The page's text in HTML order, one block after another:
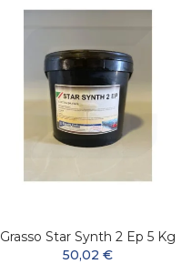
Grasso Star Synth 2 Ep 5 Kg
50,02 €